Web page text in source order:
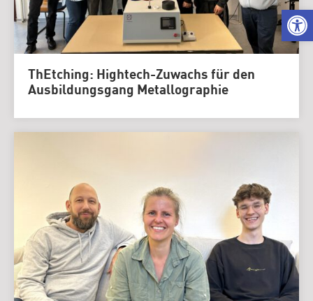
ThEtching: Hightech-Zuwachs für den
Ausbildungsgang Metallographie